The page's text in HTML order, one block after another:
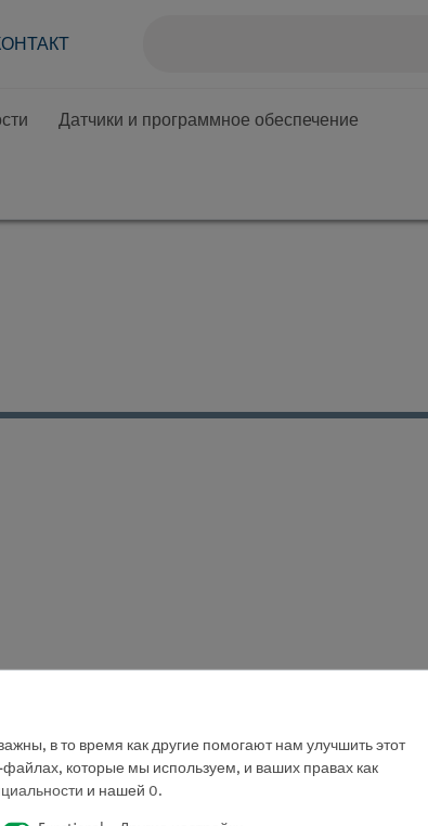
Датчики и программное обеспечение
в то время как другие помогают нам улучшить этот
которые мы используем, и ваших правах как
и нашей 0.